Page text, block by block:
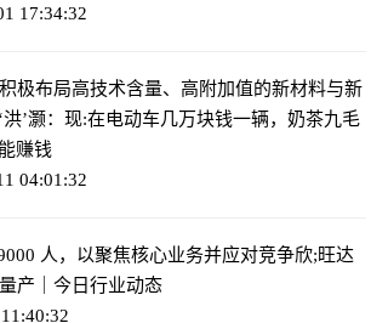
17:34:32
极布局高技术含量、高附加值的新材料与新
洪’灏：现:在电动车几万块钱一辆，奶茶九毛
赚钱
04:01:32
人，以聚焦核心业务并应对竞争欣;旺达
产｜今日行业动态